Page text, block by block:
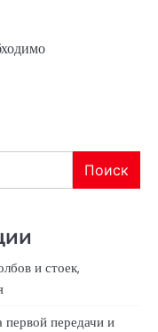
Поиск
и стоек,
передачи и